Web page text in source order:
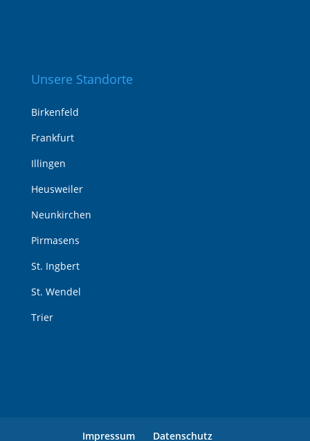
Unsere Standorte
Birkenfeld
Frankfurt
Illingen
Heusweiler
Neunkirchen
Pirmasens
St. Ingbert
St. Wendel
Trier
Impressum Datenschutz